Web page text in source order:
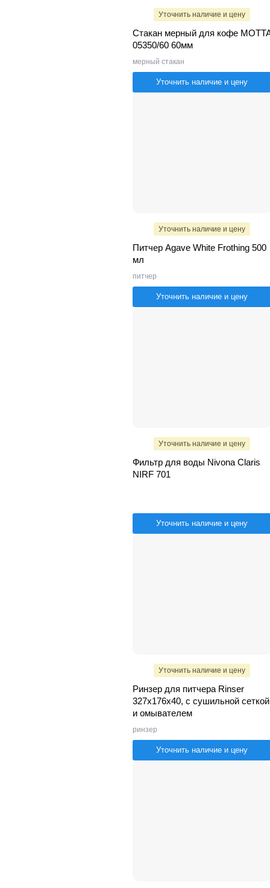
Уточнить наличие и цену
Стакан мерный для кофе
05350/60 60мм
мерный стакан
Уточнить наличие и цену
Уточнить наличие и цену
Питчер Agave White Frothing 500
мл
питчер
Уточнить наличие и цену
Уточнить наличие и цену
Фильтр для воды Nivona Claris
NIRF 701
Уточнить наличие и цену
Уточнить наличие и цену
Ринзер для питчера Rinser
327x176x40, с сушильной сеткой
и омывателем
ринзер
Уточнить наличие и цену